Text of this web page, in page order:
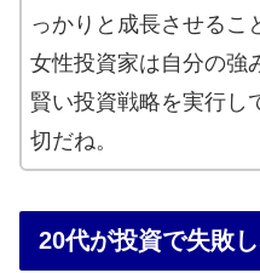
っかりと成長させるこ
女性投資家は自分の強
賢い投資戦略を実行し
切だね。
20代が投資で失敗